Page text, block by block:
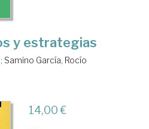
y estrategias
; Samino García, Rocío
14,00 €